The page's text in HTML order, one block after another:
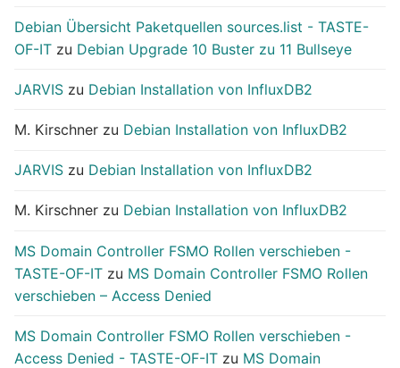
Debian Übersicht Paketquellen sources.list - TASTE-
OF-IT zu Debian Upgrade 10 Buster zu 11 Bullseye
JARVIS zu Debian Installation von InfluxDB2
M. Kirschner zu Debian Installation von InfluxDB2
JARVIS zu Debian Installation von InfluxDB2
M. Kirschner zu Debian Installation von InfluxDB2
MS Domain Controller FSMO Rollen verschieben -
TASTE-OF-IT zu MS Domain Controller FSMO Rollen
verschieben – Access Denied
MS Domain Controller FSMO Rollen verschieben -
Access Denied - TASTE-OF-IT zu MS Domain